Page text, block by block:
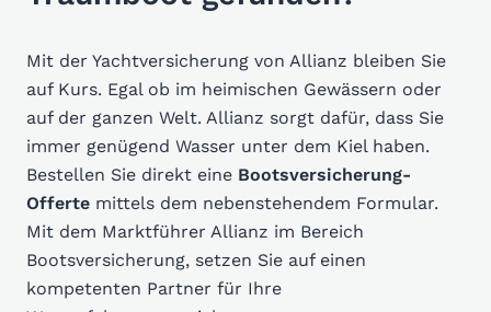
Mit der Yachtversicherung von Allianz bleiben Sie
auf Kurs. Egal ob im heimischen Gewässern oder
auf der ganzen Welt. Allianz sorgt dafür, dass Sie
immer genügend Wasser unter dem Kiel haben.
Bestellen Sie direkt eine Bootsversicherung-
Offerte mittels dem nebenstehendem Formular.
Mit dem Marktführer Allianz im Bereich
Bootsversicherung, setzen Sie auf einen
kompetenten Partner für Ihre